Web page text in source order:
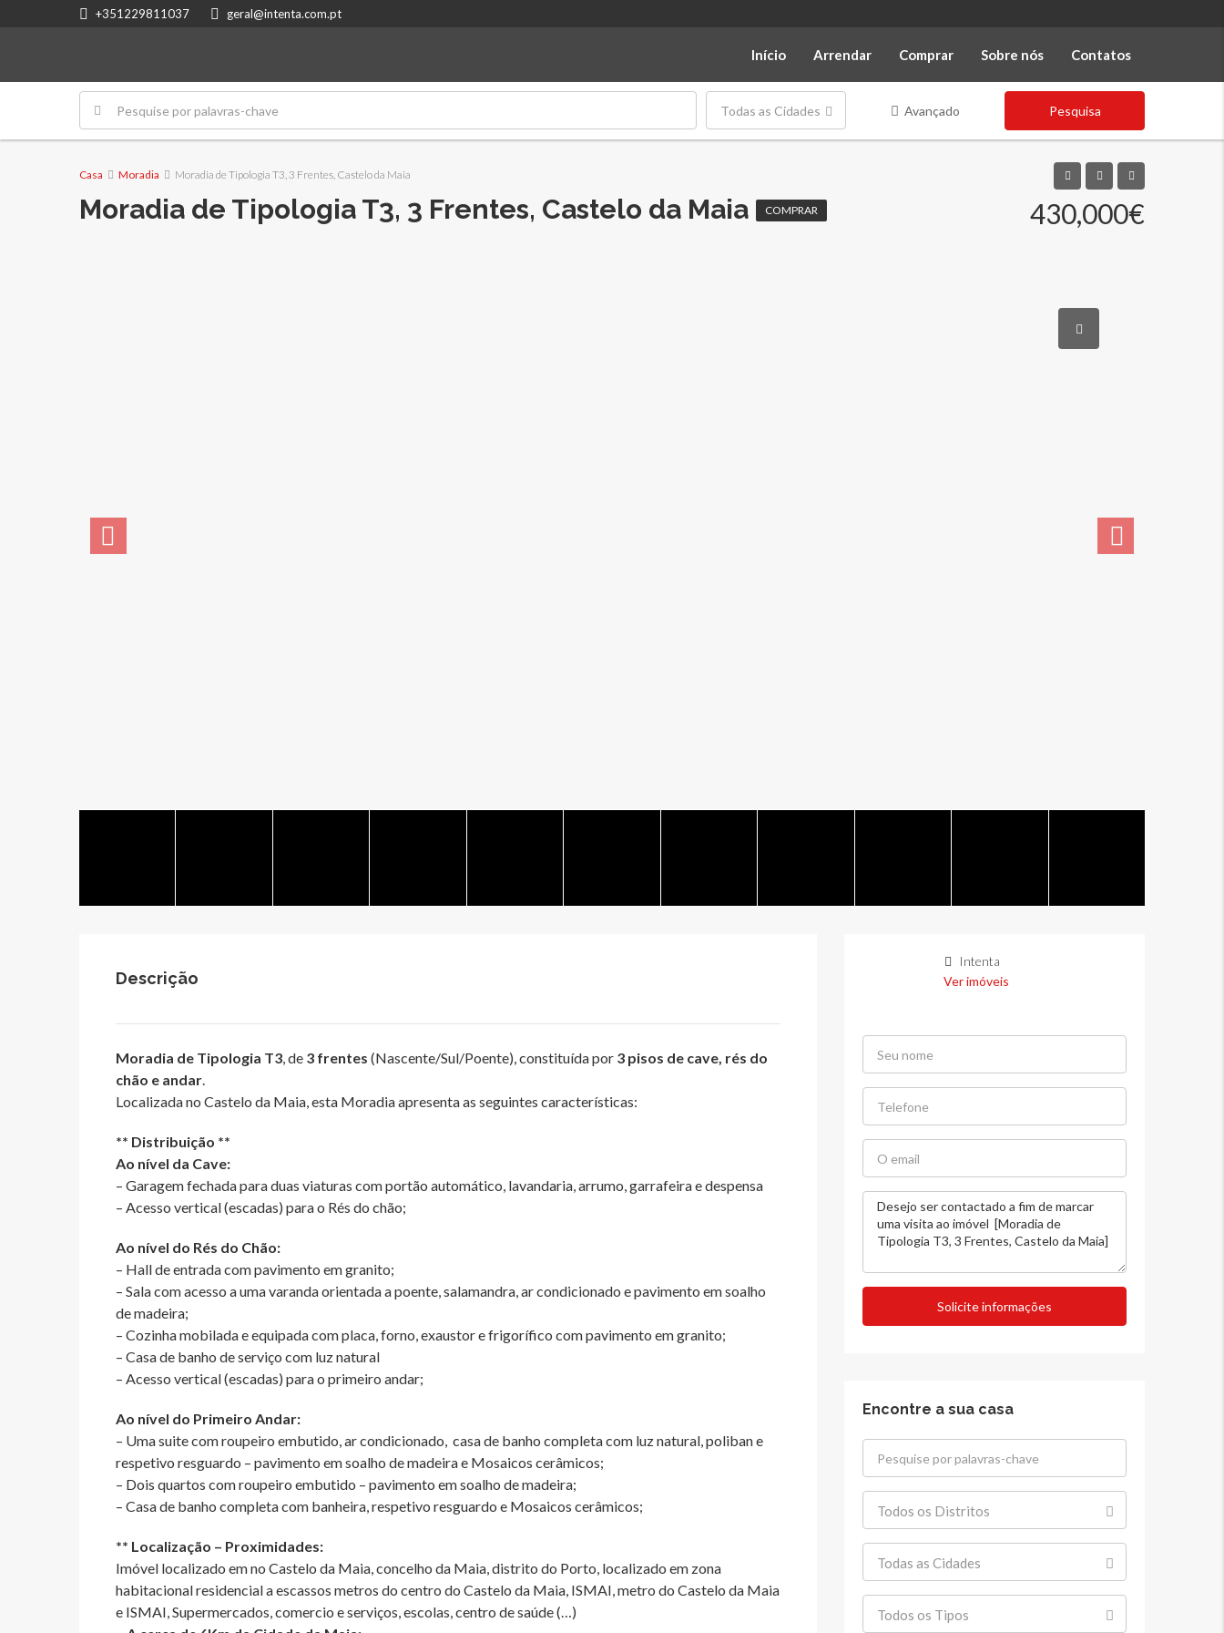
+351229811037 geral@intenta.com.pt
Início Arrendar Comprar Sobre nós Contatos
Todas as Cidades Avançado Pesquisa
Casa Moradia Moradia de Tipologia T3, 3 Frentes, Castelo da Maia
Moradia de Tipologia T3, 3 Frentes, Castelo da Maia COMPRAR 430,000€
Descrição
Moradia de Tipologia T3, de 3 frentes (Nascente/Sul/Poente), constituída por 3 pisos de cave, rés do
chão e andar.
Localizada no Castelo da Maia, esta Moradia apresenta as seguintes características:
** Distribuição **
Ao nível da Cave:
– Garagem fechada para duas viaturas com portão automático, lavandaria, arrumo, garrafeira e despensa
– Acesso vertical (escadas) para o Rés do chão;
Ao nível do Rés do Chão:
– Hall de entrada com pavimento em granito;
– Sala com acesso a uma varanda orientada a poente, salamandra, ar condicionado e pavimento em soalho
de madeira;
– Cozinha mobilada e equipada com placa, forno, exaustor e frigorífico com pavimento em granito;
– Casa de banho de serviço com luz natural
– Acesso vertical (escadas) para o primeiro andar;
Ao nível do Primeiro Andar:
– Uma suite com roupeiro embutido, ar condicionado, casa de banho completa com luz natural, poliban e
respetivo resguardo – pavimento em soalho de madeira e Mosaicos cerâmicos;
– Dois quartos com roupeiro embutido – pavimento em soalho de madeira;
– Casa de banho completa com banheira, respetivo resguardo e Mosaicos cerâmicos;
** Localização – Proximidades:
Imóvel localizado em no Castelo da Maia, concelho da Maia, distrito do Porto, localizado em zona
habitacional residencial a escassos metros do centro do Castelo da Maia, ISMAI, metro do Castelo da Maia
e ISMAI, Supermercados, comercio e serviços, escolas, centro de saúde (…)
Intenta
Ver imóveis
Solicite informações
Encontre a sua casa
Todos os Distritos
Todas as Cidades
Todos os Tipos